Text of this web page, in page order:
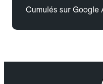
Cumulés sur Google